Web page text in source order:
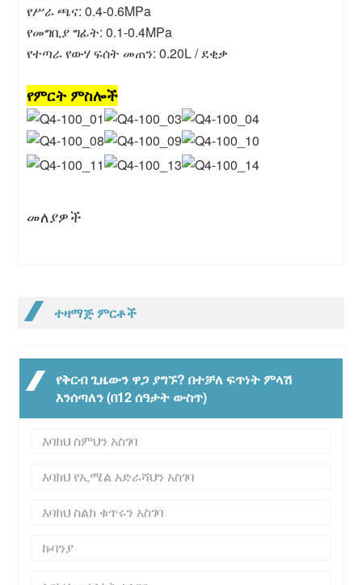
የሥራ ጫና: 0.4-0.6MPa
የመግቢያ ግፊት: 0.1-0.4MPa
የተጣራ የውሃ ፍሰት መጠን: 0.20L / ደቂቃ
የምርት ምስሎች
መለያዎች
ተዛማጅ ምርቶች
የቅርብ ጊዜውን ዋጋ ያግኙ? በተቻለ ፍጥነት ምላሽ
እንሰጣለን (በ12 ሰዓታት ውስጥ)